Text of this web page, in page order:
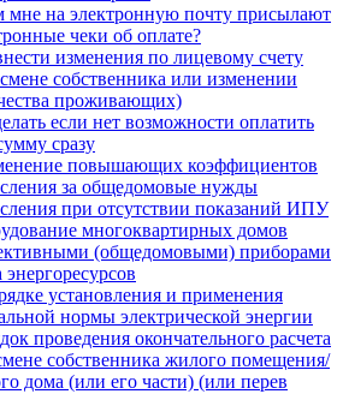
мне на электронную почту присылают
чеки об оплате?
изменения по лицевому счету
собственника или изменении
проживающих)
если нет возможности оплатить
сразу
повышающих коэффициентов
за общедомовые нужды
при отсутствии показаний ИПУ
многоквартирных домов
(общедомовыми) приборами
энергоресурсов
установления и применения
нормы электрической энергии
проведения окончательного расчета
собственника жилого помещения/
дома (или его части) (или перев